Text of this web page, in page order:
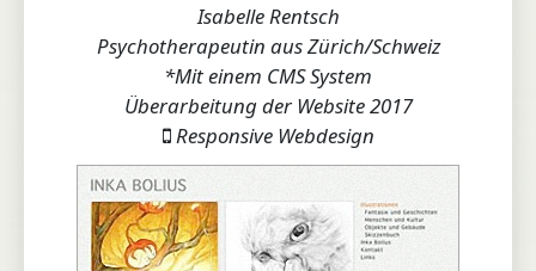
Isabelle Rentsch
Psychotherapeutin aus Zürich/Schweiz
*Mit einem CMS System
Überarbeitung der Website 2017
Responsive Webdesign